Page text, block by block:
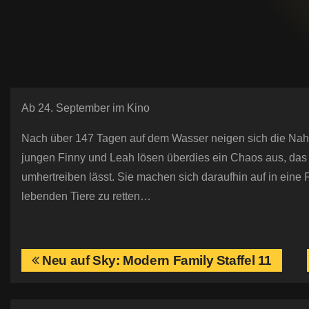
Ab 24. September im Kino
Nach über 147 Tagen auf dem Wasser neigen sich die
jungen Finny und Leah lösen überdies ein Chaos aus,
umhertreiben lässt. Sie machen sich daraufhin auf in
lebenden Tiere zu retten…
BNeu auf Sky: Modern Family Staffel 11